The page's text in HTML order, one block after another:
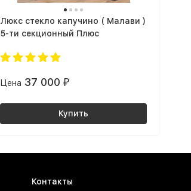
Люкс стекло капучино ( Малави )
5-ти секционный Плюс
Цена 37 000 ₽
Купить
Контакты